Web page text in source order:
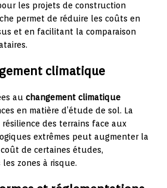
les projets de construction
permet de réduire les coûts en
et en facilitant la comparaison
climatique
au changement climatique
en matière d’étude de sol. La
des terrains face aux
extrêmes peut augmenter la
de certaines études,
zones à risque.